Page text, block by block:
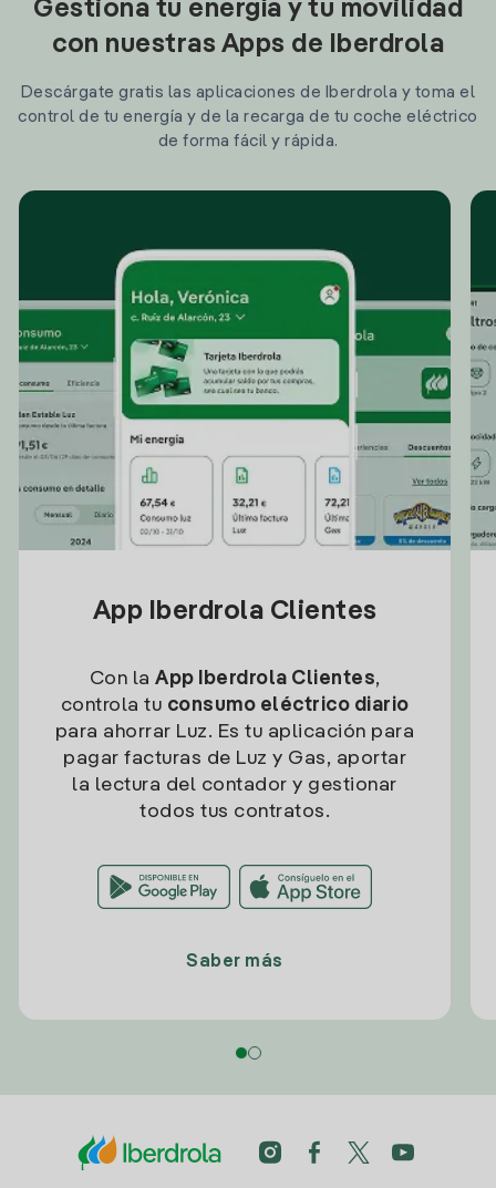
Gestiona tu energía y tu movilidad
con nuestras Apps de Iberdrola
Descárgate gratis las aplicaciones de Iberdrola y toma el
control de tu energía y de la recarga de tu coche eléctrico
de forma fácil y rápida.
App Iberdrola Clientes
Con la App Iberdrola Clientes,
controla tu consumo eléctrico diario
para ahorrar Luz. Es tu aplicación para
pagar facturas de Luz y Gas, aportar
la lectura del contador y gestionar
todos tus contratos.
Saber más